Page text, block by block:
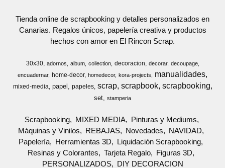
Tienda online de scrapbooking y detalles personalizados en
Canarias. Regalos únicos, papelería creativa y productos
hechos con amor en El Rincon Scrap.
30x30 adornos album collection decoracion decorar
decoupage
encuadernar home-decor homedecor kora-projects manualidades
mixed-media papel papeles scrap scrapbook scrapbooking
set stamperia
Scrapbooking MIXED MEDIA
Pinturas y Mediums
Máquinas y Vinilos
REBAJAS Novedades
NAVIDAD
Papelería
Herramientas 3D
Liquidación Scrapbooking
Resinas y Colorantes
Tarjeta Regalo
Figuras 3D
PERSONALIZADOS
DIY DECORACION